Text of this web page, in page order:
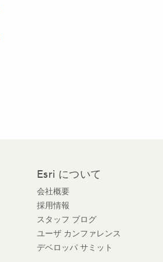
Esri について
会社概要
採用情報
スタッフ ブログ
ユーザ カンファレンス
デベロッパ サミット